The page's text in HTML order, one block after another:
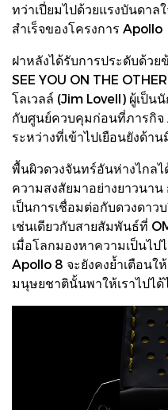
ทว่าเปี่ยมไปด้วยแรงบันดาล
สำเร็จของโครงการ Apollo
ฝาหลังได้รับการประดับด้วย
SEE YOU ON THE
โลเวลล์ (Jim Lovell) ผู้เป็
กับศูนย์ควบคุมก่อนที่ภารกิจ
ระหว่างที่เข้าไปเยือนยังด้า
พื้นผิวดวงจันทร์อันห่างไกลไ
ความสงสัยมาอย่างยาวนาน
เป็นการเชื่อมต่อกับดวงดาว
เช่นเดียวกับสายสัมพันธ์ที่
เมื่อโลกมองหาความเป็นไป
Apollo 8 จะยังคงย้ำเตือนใ
มนุษยชาตินั้นพาให้เราไปได้